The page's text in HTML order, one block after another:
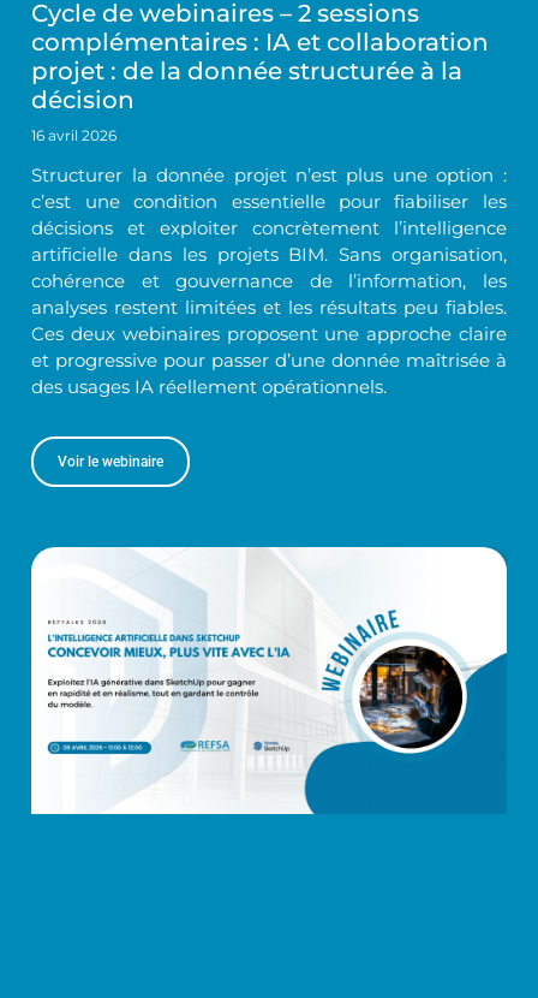
Cycle de webinaires – 2 sessions
complémentaires : IA et collaboration
projet : de la donnée structurée à la
décision
16 avril 2026
Structurer la donnée projet n’est plus une option :
c’est une condition essentielle pour fiabiliser les
décisions et exploiter concrètement l’intelligence
artificielle dans les projets BIM. Sans organisation,
cohérence et gouvernance de l’information, les
analyses restent limitées et les résultats peu fiables.
Ces deux webinaires proposent une approche claire
et progressive pour passer d’une donnée maîtrisée à
des usages IA réellement opérationnels.
Voir le webinaire